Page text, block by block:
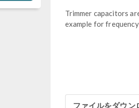
Trimmer capacitors
example for
ファイルをダウン